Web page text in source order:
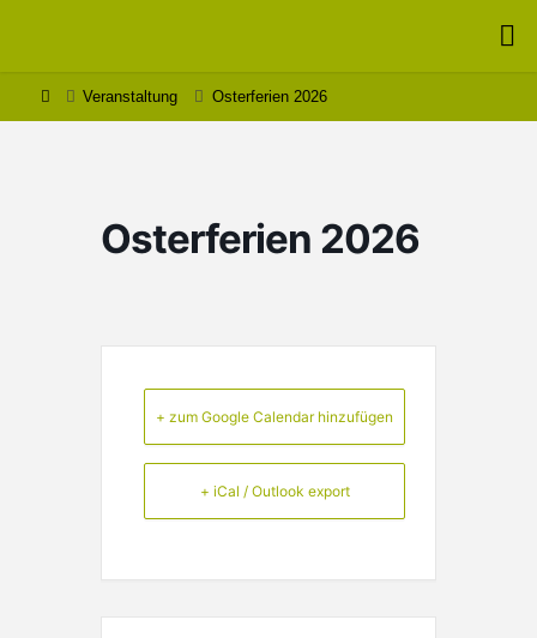
– SCHULE
SCHÖNTHAL
StartVeranstaltung Osterferien 2026
Osterferien 2026
+ zum Google Calendar hinzufügen
+ iCal / Outlook export